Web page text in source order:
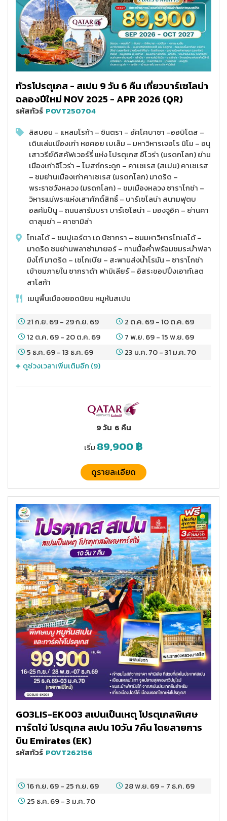
ทัวรโปรตุเกส - สเปน 9 วัน 6 คืน เที่ยวบาร์เซโลน่า
ฉลองปีใหม่ NOV 2025 - APR 2026 (QR)
รหัสทัวร์ POVT250704
ลิสบอน – แหลมโรก้า – ซินตรา – อัคโคบาซา –ออบิโดส –
เดินเล่นเมืองเก่า หอคอย เบเล็ม – มหาวิหารเจอโร นิโม – อนุ
เสาวรีย์ดิสคัฟเวอร์รี่ แห่ง โปรตุเกส อีโวร่า (มรดกโลก) ย่าน
เมืองเก่าอีโวร่า – โบสถ์กระดูก – คาเซเรส (สเปน) คาเซเรส
– ชมย่านเมืองเก่าคาเซเรส (มรดกโลก) มาดริด –
พระราชวังหลวง (มรดกโลก) – ชมเมืองหลวง ซาราโกซ่า –
วิหารแม่พระแห่งเสาศักดิ์สิทธิ์ – บาร์เซโลน่า สนามฟุตบ
อลคัมป์นู – ถนนลารัมบรา บาร์เซโลน่า – มองจูอิค – ย่านคา
ตาลุนย่า – คาซามิล่า
โทเลโด้ – ชมปูเอร์ตา เด บิซากรา – ชมมหาวิหารโทเลโด้ –
มาดริด ชมย่านพลาซ่ามายอร์ – ทานมื้อค่ำพร้อมชมระบำฟลา
มิงโก้ มาดริด – เซโกเบีย – สะพานส่งน้ำโรมัน – ซาราโกซ่า
เข้าชมภายใน ซากราด้า ฟามิเลียร์ – อิสระชอปปิ้งเอาท์เลต
ลาโลก้า
เมนูพื้นเมืองยอดนิยม หมูหันสเปน
21 ก.ย. 69- 29 ก.ย. 69 2 ต.ค. 69-10 ต.ค. 69
12 ต.ค. 69- 20 ต.ค. 69 7 พ.ย. 69-15 พ.ย. 69
5 ธ.ค. 69-13 ธ.ค. 69 23 ม.ค. 70-31 ม.ค. 70
ดูช่วงเวลาเพิ่มเติมอีก (9)
9 วัน 6 คืน
เริ่ม 89,900฿
ดูรายละเอียด
GO3LIS-EK003 สเปนเป็นเหตุ โปรตุเกสพิเศษ
ทาร์ตไข่ โปรตุเกส สเปน 10วัน 7คืน โดยสายการ
บิน Emirates (EK)
รหัสทัวร์ POVT262156
16 ก.ย. 69- 25 ก.ย. 69 28 พ.ย. 69- 7 ธ.ค. 69
25 ธ.ค. 69-3 ม.ค. 70